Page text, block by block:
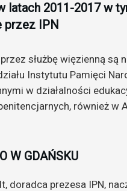
latach 2011-2017 w
przez IPN
służbę więzienną są
Instytutu Pamięci
w działalności
również w
W GDAŃSKU
doradca prezesa IPN,